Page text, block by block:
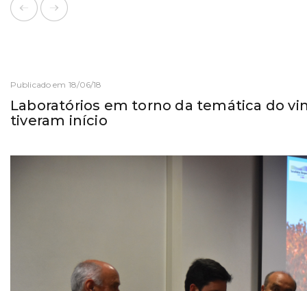
Publicado em 18/06/18
Laboratórios em torno da temática do
tiveram início